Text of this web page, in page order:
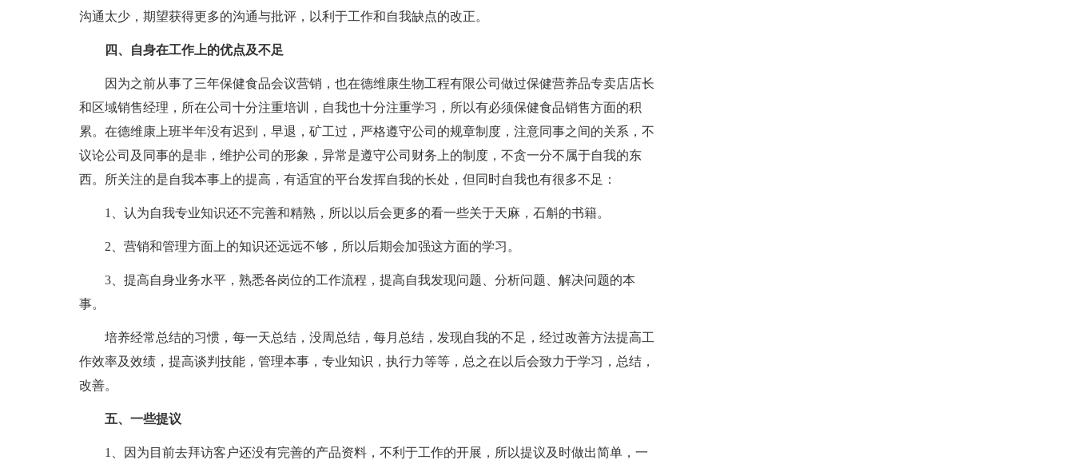
沟通太少，期望获得更多的沟通与批评，以利于工作和自我缺点的改正。
四、自身在工作上的优点及不足
因为之前从事了三年保健食品会议营销，也在德维康生物工程有限公司做过保健营养品专卖店店长
和区域销售经理，所在公司十分注重培训，自我也十分注重学习，所以有必须保健食品销售方面的积
累。在德维康上班半年没有迟到，早退，矿工过，严格遵守公司的规章制度，注意同事之间的关系，不
议论公司及同事的是非，维护公司的形象，异常是遵守公司财务上的制度，不贪一分不属于自我的东
西。所关注的是自我本事上的提高，有适宜的平台发挥自我的长处，但同时自我也有很多不足：
1、认为自我专业知识还不完善和精熟，所以以后会更多的看一些关于天麻，石斛的书籍。
2、营销和管理方面上的知识还远远不够，所以后期会加强这方面的学习。
3、提高自身业务水平，熟悉各岗位的工作流程，提高自我发现问题、分析问题、解决问题的本
事。
培养经常总结的习惯，每一天总结，没周总结，每月总结，发现自我的不足，经过改善方法提高工
作效率及效绩，提高谈判技能，管理本事，专业知识，执行力等等，总之在以后会致力于学习，总结，
改善。
五、一些提议
1、因为目前去拜访客户还没有完善的产品资料，不利于工作的开展，所以提议及时做出简单，一